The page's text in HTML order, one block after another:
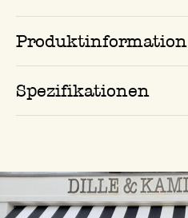
Produktinformation
Spezifikationen